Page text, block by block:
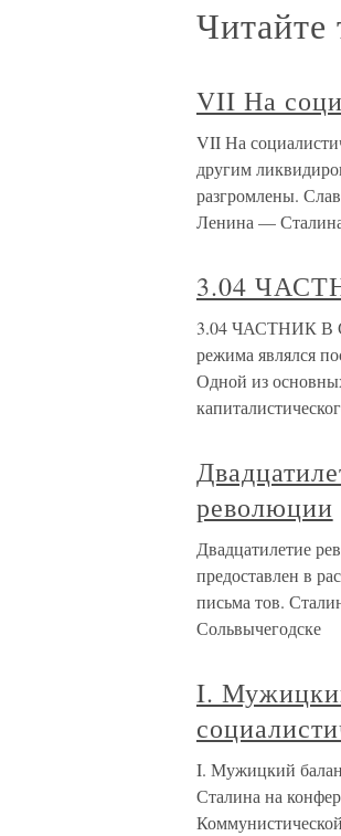
Читайте
VII На
VII На
другим
разгромлены.
Ленина —
3.04
3.04 ЧАСТНИК В
режима являлся
Одной из
революции
Двадцатилетие
предоставлен в
письма тов.
Сольвычегодске
I.
I. Мужицкий
Сталина на